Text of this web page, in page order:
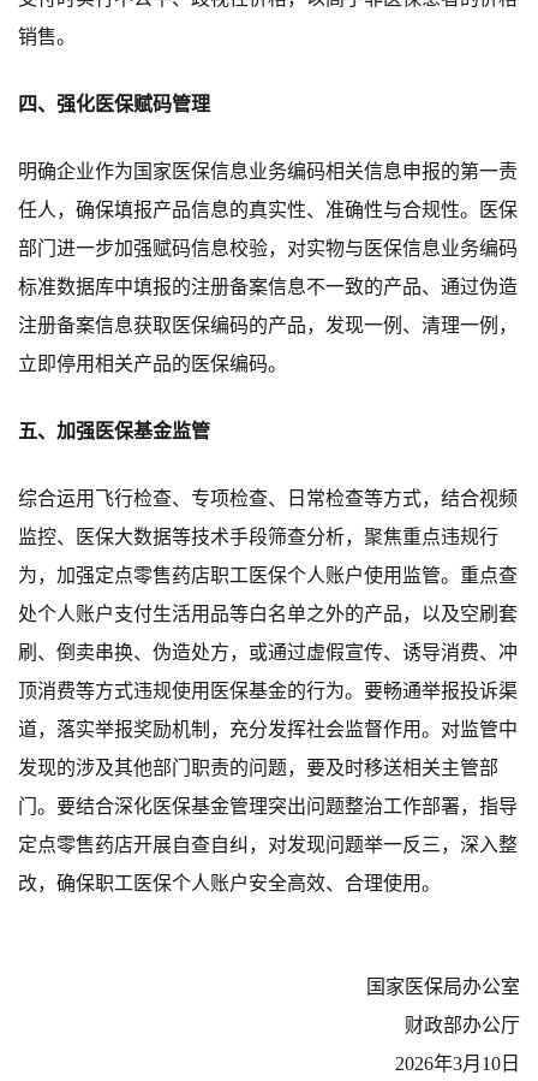
销售。
四、 强化医保赋码管理
明确企业作为 国家 医保信息业务编码相关信息申报的第一责
任人，确保填报产品信息的真实性、准确性与合规性。医保
部门进一步加强赋码信息校验， 对实物与医保信息业务编码
标准数据库中填报的注册备案信息不一致的产品、通过伪造
注册备案信息获取医保编码的产品，发现一例、清理一例，
立即停用相关产品的医保编码。
五、 加强医保基金监管
综合运用飞行检查、专项检查、日常检查等方式，结合视频
监控、
医保大数据等技术手段筛查分析，聚焦重点违规行
为， 加强定点零售药店职工医保个人账户使用监管。重点查
处个人账户支付生活用品等白名单之外的产品，以及空刷套
刷、倒卖串换、伪造处方，或通过虚假宣传、诱导消费、冲
顶消费等方式违规使用医保基金的行为。 要畅通举报投诉渠
道，落实举报奖励机制， 充分发挥社会监督作用。对监管中
发现的涉及其他部门职责的问题，要及时移送相关主管部
门。 要结合深化医保基金管理突出问题整治工作部署， 指导
定点零售药店开展自查自纠，对发现问题举一反三，深入整
改， 确保职工医保个人账户安全高效、合理使用。
国家 医保局办公室
财政部办公厅
2026年3月 10 日